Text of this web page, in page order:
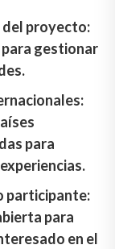
del proyecto:
gestionar
para
participante:
para
en el